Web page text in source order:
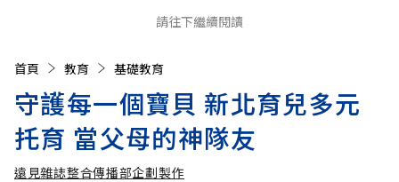
請往下繼續閱讀
首頁 教育 基礎教育
守護每一個寶貝 新北育兒多元
托育 當父母的神隊友
遠見雜誌整合傳播部企劃製作